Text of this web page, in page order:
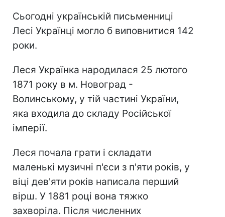
Сьогодні українській письменниці
Лесі Українці могло б виповнитися 142
роки.
Леся Українка народилася 25 лютого
1871 року в м. Новоград -
Волинському, у тій частині України,
яка входила до складу Російської
імперії.
Леся почала грати і складати
маленькі музичні п'єси з п'яти років, у
віці дев'яти років написала перший
вірш. У 1881 році вона тяжко
захворіла. Після численних